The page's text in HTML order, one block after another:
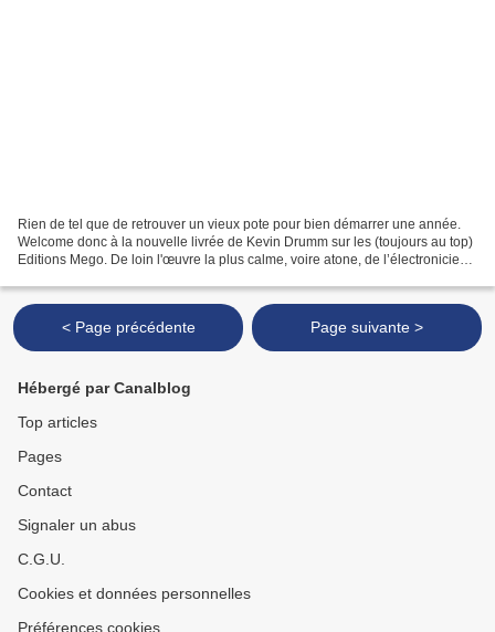
Rien de tel que de retrouver un vieux pote pour bien démarrer une année.
Welcome donc à la nouvelle livrée de Kevin Drumm sur les (toujours au top)
Editions Mego. De loin l'œuvre la plus calme, voire atone, de l’électronicien
< Page précédente Page suivante >
Hébergé par Canalblog
Top articles
Pages
Contact
Signaler un abus
C.G.U.
Cookies et données personnelles
Préférences cookies